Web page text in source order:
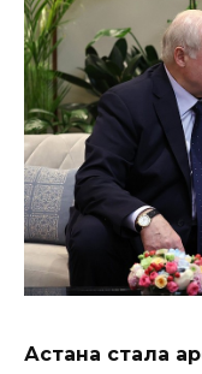
Астана стала